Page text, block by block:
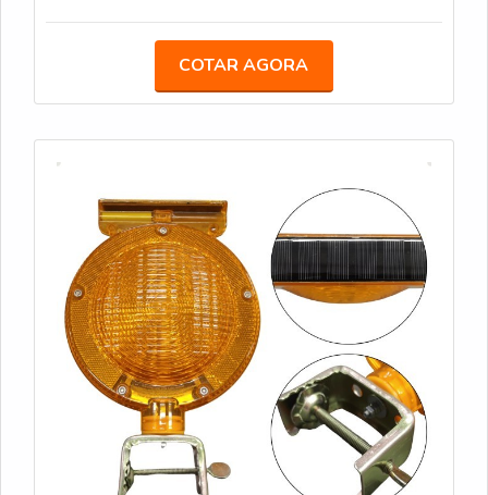
de pouca luz. Bateria com duração média de 12
Universal Ideal para obras em rodovias,
especialmente em locais com pouca iluminação,
eficiente.
COTAR AGORA